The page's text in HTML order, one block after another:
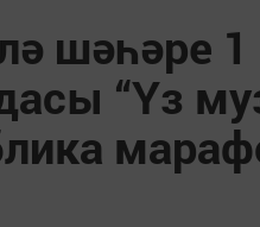
шәһәре 1
“Үз